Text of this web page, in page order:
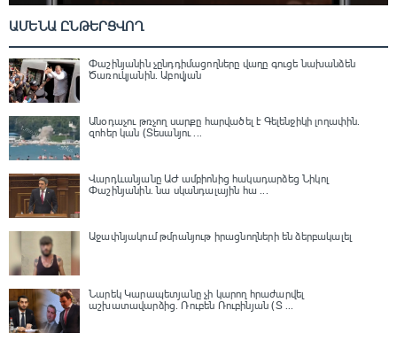
ԱՄԵՆԱ ԸՆԹԵՐՑՎՈՂ
Փաշինյանին չընդդիմացողները վաղը գուցե նախանձեն
Ծառուկյանին. Աբովյան
Անօդաչու թռչող սարքը հարվածել է Գելենջիկի լողափին.
զոհեր կան (Տեսանյու ...
Վարդևանյանը ԱԺ ամբիոնից հակադարձեց Նիկոլ
Փաշինյանին․ նա սկանդալային հա ...
Աջափնյակում թմրանյութ իրացնողների են ձերբակալել
Նարեկ Կարապետյանը չի կարող հրաժարվել
աշխատավարձից. Ռուբեն Ռուբինյան (Տ ...